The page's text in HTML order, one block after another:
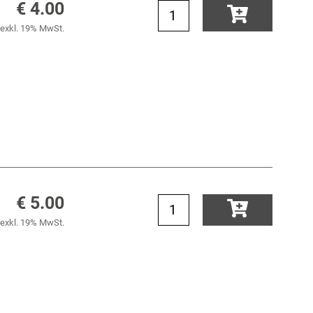
€ 4.00
exkl. 19% MwSt.
€ 5.00
exkl. 19% MwSt.